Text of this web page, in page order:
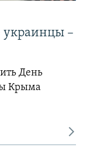
украинцы –
День
Крыма